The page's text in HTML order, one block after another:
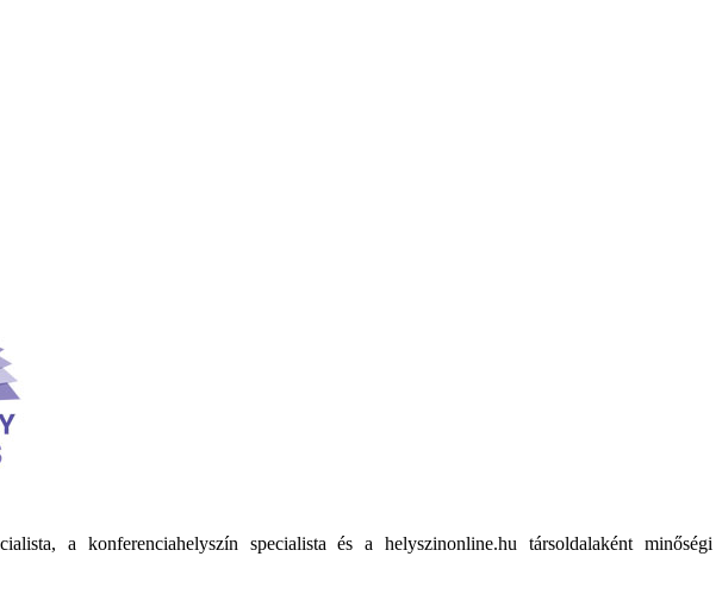
a konferenciahelyszín specialista és a helyszinonline.hu társoldalaként minőségi